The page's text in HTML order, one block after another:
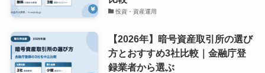
投資・資産運用
【2026年】暗号資産取引所の選び
方とおすすめ3社比較｜金融庁登
録業者から選ぶ